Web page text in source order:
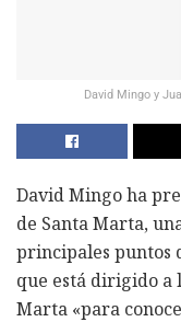
David Mingo y
David Mingo ha
de Santa Marta,
principales puntos
que está dirigido a
Marta «para